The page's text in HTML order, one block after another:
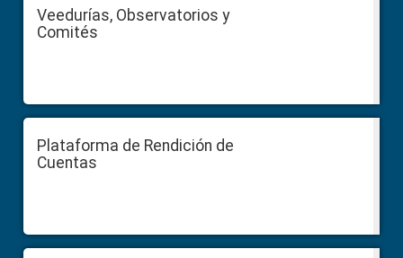
Veedurías, Observatorios y
Comités
Plataforma de Rendición de
Cuentas